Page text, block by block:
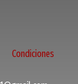
Condiciones